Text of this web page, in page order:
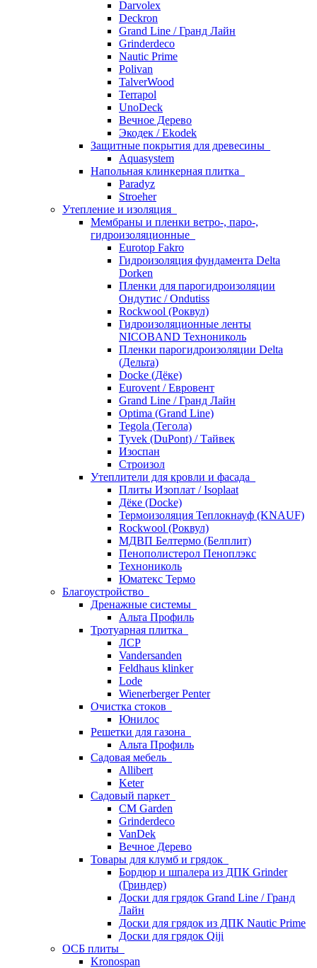
Darvolex
Deckron
Grand Line / Гранд Лайн
Grinderdeco
Nautic Prime
Polivan
TalverWood
Terrapol
UnoDeck
Вечное Дерево
Экодек / Ekodek
Защитные покрытия для древесины
Aquasystem
Напольная клинкерная плитка
Paradyz
Stroeher
Утепление и изоляция
Мембраны и пленки ветро-, паро-,
гидроизоляционные
Eurotop Fakro
Гидроизоляция фундамента Delta
Dorken
Пленки для парогидроизоляции
Ондутис / Ondutiss
Rockwool (Роквул)
Гидроизоляционные ленты
NICOBAND Технониколь
Пленки парогидроизоляции Delta
(Дельта)
Docke (Дёке)
Eurovent / Евровент
Grand Line / Гранд Лайн
Optima (Grand Line)
Tegola (Тегола)
Tyvek (DuPont) / Тайвек
Изоспан
Строизол
Утеплители для кровли и фасада
Плиты Изоплат / Isoplaat
Дёке (Docke)
Термоизоляция Теплокнауф (KNAUF)
Rockwool (Роквул)
МДВП Белтермо (Белплит)
Пенополистерол Пеноплэкс
Технониколь
Юматекс Термо
Благоустройство
Дренажные системы
Альта Профиль
Тротуарная плитка
ЛСР
Vandersanden
Feldhaus klinker
Lode
Wienerberger Penter
Очистка стоков
Юнилос
Решетки для газона
Альта Профиль
Садовая мебель
Allibert
Keter
Садовый паркет
CM Garden
Grinderdeco
VanDek
Вечное Дерево
Товары для клумб и грядок
Бордюр и шпалера из ДПК Grinder
(Гриндер)
Доски для грядок Grand Line / Гранд
Лайн
Доски для грядок из ДПК Nautic Prime
Доски для грядок Qiji
ОСБ плиты
Kronospan